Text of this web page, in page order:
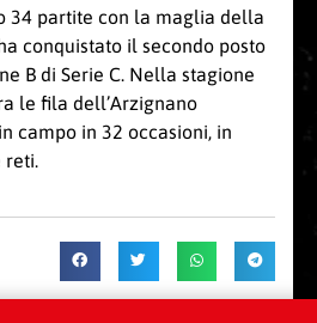
34 partite con la maglia della
conquistato il secondo posto
B di Serie C. Nella stagione
le fila dell’Arzignano
campo in 32 occasioni, in
reti.